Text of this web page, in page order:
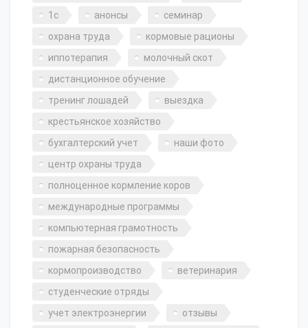
1с
анонсы
семинар
охрана труда
кормовые рационы
иппотерапия
молочный скот
дистанционное обучение
тренинг лошадей
выездка
крестьянское хозяйство
бухгалтерский учет
наши фото
центр охраны труда
полноценное кормление коров
международные программы
компьютерная грамотность
пожарная безопасность
кормопроизводство
ветеринария
студенческие отряды
учет электроэнергии
отзывы